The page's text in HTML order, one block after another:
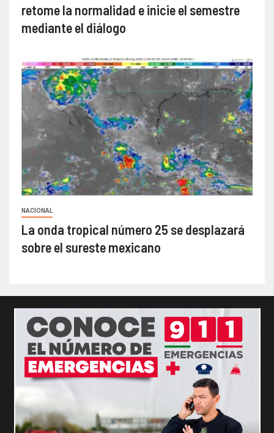
retome la normalidad e inicie el semestre
mediante el diálogo
NACIONAL
La onda tropical número 25 se desplazará
sobre el sureste mexicano